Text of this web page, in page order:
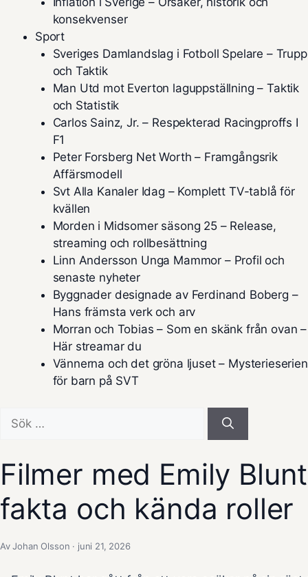
konsekvenser
Sport
Sveriges Damlandslag i Fotboll Spelare – Trupp
och Taktik
Man Utd mot Everton laguppställning – Taktik
och Statistik
Carlos Sainz, Jr. – Respekterad Racingproffs I
F1
Peter Forsberg Net Worth – Framgångsrik
Affärsmodell
Svt Alla Kanaler Idag – Komplett TV-tablå för
kvällen
Morden i Midsomer säsong 25 – Release,
streaming och rollbesättning
Linn Andersson Unga Mammor – Profil och
senaste nyheter
Byggnader designade av Ferdinand Boberg –
Hans främsta verk och arv
Morran och Tobias – Som en skänk från ovan –
Här streamar du
Vännerna och det gröna ljuset – Mysterieserien
för barn på SVT
efter:
Filmer med Emily
fakta och kända roller
Av Johan Olsson · juni 21, 2026